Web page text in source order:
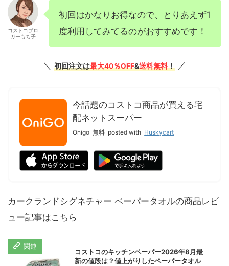
コストコブロ
ガーもち子
初回はかなりお得なので、とりあえず1
度利用してみてるのがおすすめです！
＼ 初回注文は最大40％OFF&送料無料！ ／
今話題のコストコ商品が買える宅
配ネットスーパー
Onigo 無料 posted with Huskycart
カークランドシグネチャー ペーパータオルの商品レビ
ュー記事はこちら
コストコのキッチンペーパー2026年8月最
新の値段は？値上がりしたペーパータオル